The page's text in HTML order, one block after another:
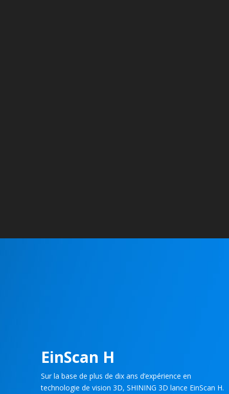
EinScan H
Sur la base de plus de dix ans d’expérience en
technologie de vision 3D, SHINING 3D lance EinScan H.